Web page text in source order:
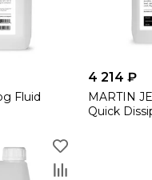
Fluid
4 214 ₽
MARTIN
Quick